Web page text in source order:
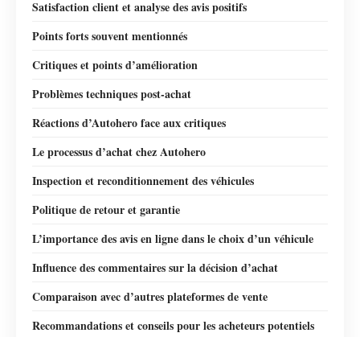
Satisfaction client et analyse des avis positifs
Points forts souvent mentionnés
Critiques et points d’amélioration
Problèmes techniques post-achat
Réactions d’Autohero face aux critiques
Le processus d’achat chez Autohero
Inspection et reconditionnement des véhicules
Politique de retour et garantie
L’importance des avis en ligne dans le choix d’un véhicule
Influence des commentaires sur la décision d’achat
Comparaison avec d’autres plateformes de vente
Recommandations et conseils pour les acheteurs potentiels